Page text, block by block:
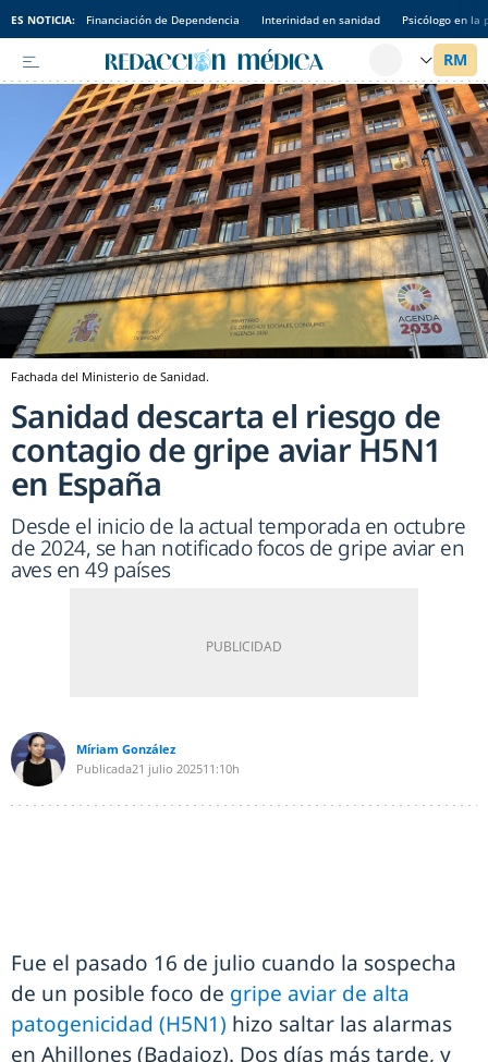
ES NOTICIA: Financiación de Dependencia Interinidad en sanidad Psicólogo en la
Fachada del Ministerio de Sanidad.
Sanidad descarta el riesgo de
contagio de gripe aviar H5N1
en España
Desde el inicio de la actual temporada en octubre
de 2024, se han notificado focos de gripe aviar en
aves en 49 países
Míriam González
Publicada21 julio 202511:10h
Fue el pasado 16 de julio cuando la sospecha
de un posible foco de gripe aviar de alta
patogenicidad (H5N1) hizo saltar las alarmas
en Ahillones (Badajoz). Dos días más tarde, y